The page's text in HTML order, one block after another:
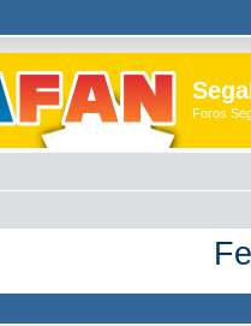
Foros